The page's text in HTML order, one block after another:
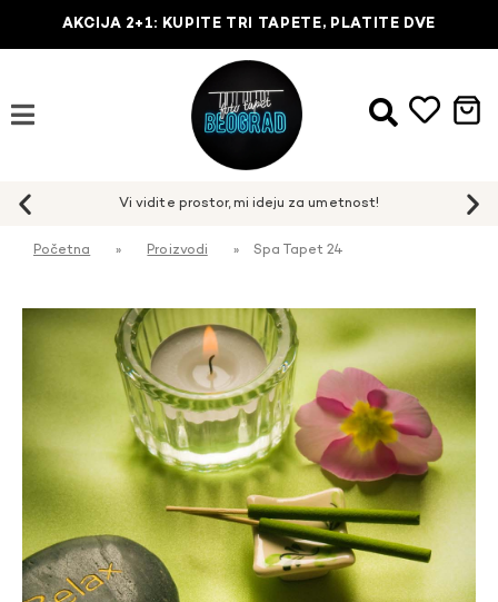
AKCIJA 2+1: KUPITE TRI TAPETE, PLATITE DVE
Početna » Proizvodi » Spa Tapet 24